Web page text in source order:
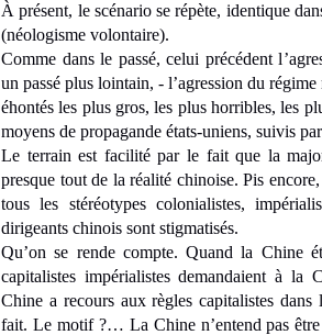
À présent, le scénario se répète, identique
(néologisme volontaire).
Comme dans le passé, celui précédent
un passé plus lointain, - l’agression du
éhontés les plus gros, les plus horribles, les
moyens de propagande états-uniens, suivis
Le terrain est facilité par le fait que la
presque tout de la réalité chinoise. Pis
tous les stéréotypes colonialistes,
dirigeants chinois sont stigmatisés.
Qu’on se rende compte. Quand la Chine
capitalistes impérialistes demandaient à la
Chine a recours aux règles capitalistes
fait. Le motif ?… La Chine n’entend pas